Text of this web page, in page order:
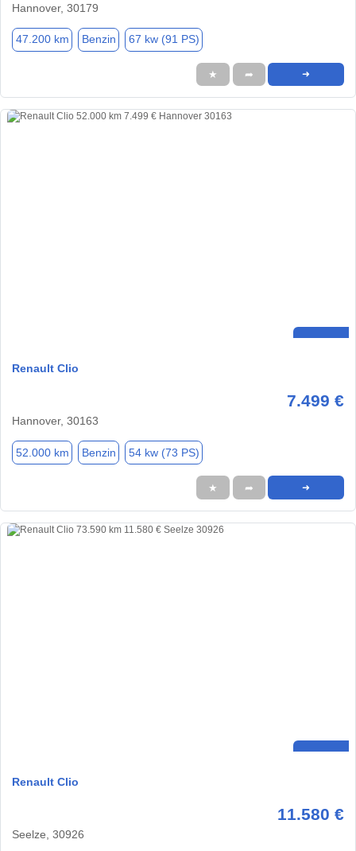
Hannover, 30179
47.200 km Benzin 67 kw (91 PS)
★ ➦ ➜
Renault Clio
7.499 €
Hannover, 30163
52.000 km Benzin 54 kw (73 PS)
★ ➦ ➜
Renault Clio
11.580 €
Seelze, 30926